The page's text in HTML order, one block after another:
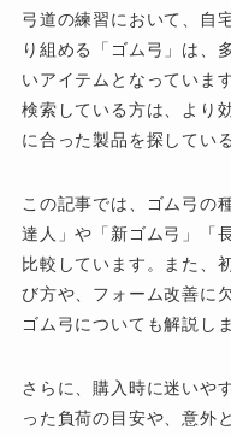
弓道の練習において、自
り組める「ゴム弓」は、
いアイテムとなっていま
検索している方は、より
に合った製品を探してい
この記事では、ゴム弓の
達人」や「新ゴム弓」「
比較しています。また、
び方や、フォーム改善に
ゴム弓についても解説しま
さらに、購入時に迷いや
った負荷の目安や、意外